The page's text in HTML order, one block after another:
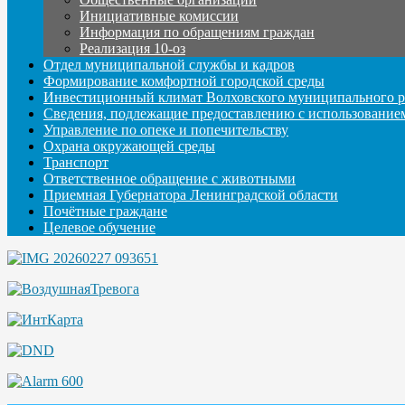
Инициативные комиссии
Информация по обращениям граждан
Реализация 10-оз
Отдел муниципальной службы и кадров
Формирование комфортной городской среды
Инвестиционный климат Волховского муниципального
Сведения, подлежащие предоставлению с
Управление по опеке и попечительству
Охрана окружающей среды
Транспорт
Ответственное обращение с животными
Приемная Губернатора Ленинградской области
Почётные граждане
Целевое обучение